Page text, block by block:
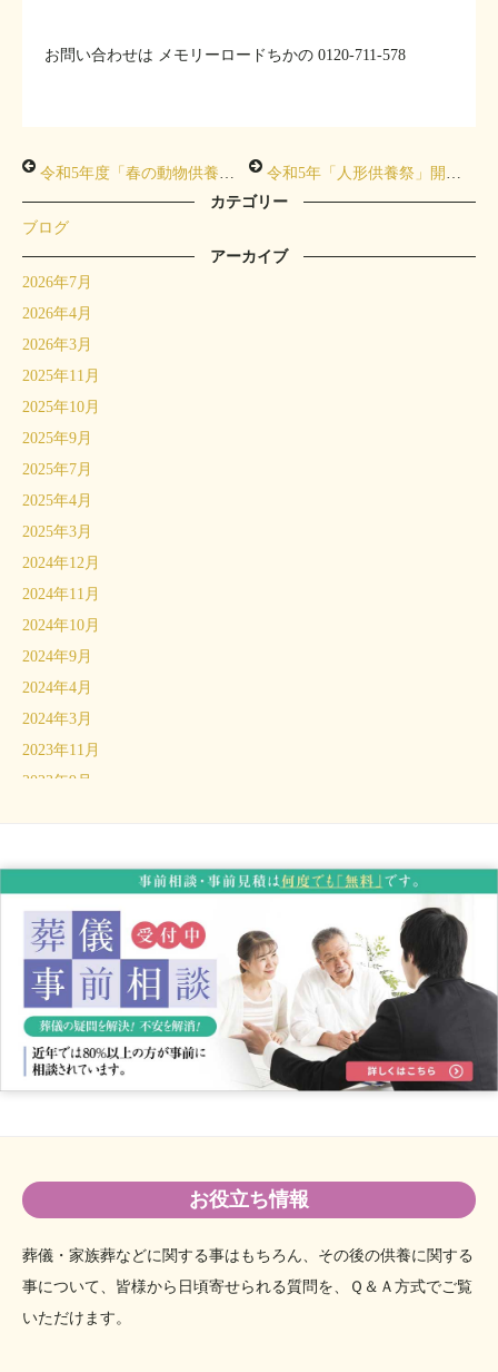
お問い合わせは メモリーロードちかの 0120-711-578
令和5年度「春の動物供養祭」開催のお知らせ 令和5年「人形供養祭」開催のお知らせ
カテゴリー
ブログ
アーカイブ
2026年7月
2026年4月
2026年3月
2025年11月
2025年10月
2025年9月
2025年7月
2025年4月
2025年3月
2024年12月
2024年11月
2024年10月
2024年9月
2024年4月
2024年3月
2023年11月
2023年9月
2023年4月
2023年1月
2022年12月
2022年11月
2022年8月
2022年6月
2022年4月
2021年12月
2021年9月
2021年7月
2021年6月
2021年4月
お役立ち情報
葬儀・家族葬などに関する事はもちろん、その後の供養に関する
事について、 皆様から日頃寄せられる質問を、Ｑ＆Ａ方式でご覧
いただけます。